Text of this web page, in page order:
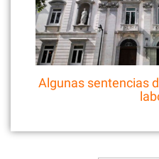
Algunas sentencias